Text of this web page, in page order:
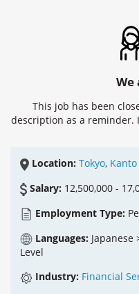
We
This job has been
description as a reminder.
Location: Tokyo, Kanto
Salary: 12,500,000 -
Employment Type:
Languages: Japanese
Level
Industry: Financial